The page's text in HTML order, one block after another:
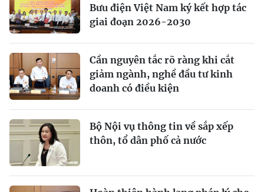
Bưu điện Việt Nam ký kết hợp tác
giai đoạn 2026-2030
Cần nguyên tắc rõ ràng khi cắt
giảm ngành, nghề đầu tư kinh
doanh có điều kiện
Bộ Nội vụ thông tin về sắp xếp
thôn, tổ dân phố cả nước